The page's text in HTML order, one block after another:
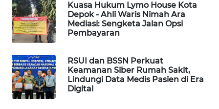
Kuasa Hukum Lymo House Kota
Depok - Ahli Waris Nimah Ara
Mediasi: Sengketa Jalan Opsi
Pembayaran
RSUI dan BSSN Perkuat
Keamanan Siber Rumah Sakit,
Lindungi Data Medis Pasien di Era
Digital
FORJASIDA
TAMBANG
NEWS
SITUNGIR
NEWS